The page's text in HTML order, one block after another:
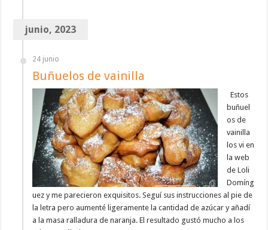
junio, 2023
24 junio
Buñuelos de vainilla
Estos
buñuel
os de
vainilla
los vi en
la web
de Loli
Domíng
uez y me parecieron exquisitos. Seguí sus instrucciones al pie de
la letra pero aumenté ligeramente la cantidad de azúcar y añadí
a la masa ralladura de naranja. El resultado gustó mucho a los